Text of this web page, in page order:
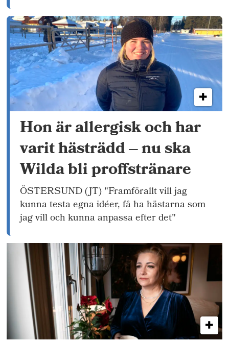
Hon är allergisk och har
varit hästrädd – nu ska
Wilda bli proffstränare
ÖSTERSUND (JT) "Framförallt vill jag
kunna testa egna idéer, få ha hästarna som
jag vill och kunna anpassa efter det"